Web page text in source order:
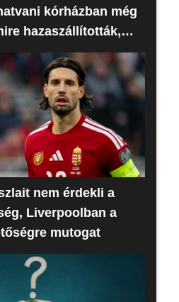
kórházban még
hazaszállították,
az idős nő
nem érdekli a
Liverpoolban a
mutogat